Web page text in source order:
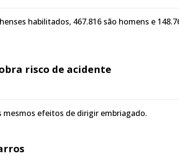
habilitados, 467.816 são homens e
risco de acidente
efeitos de dirigir embriagado.